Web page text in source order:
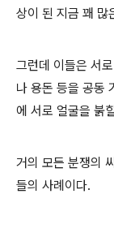
상이 된 지금 꽤 많
그런데 이들은 서
나 용돈 등을 공동
에 서로 얼굴을 붉
거의 모든 분쟁의
들의 사례이다.